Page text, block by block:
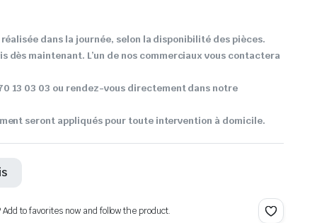
dans la journée, selon la disponibilité des pièces.
dès maintenant. L’un de nos commerciaux vous contactera
13 03 03 ou rendez-vous directement dans notre
seront appliqués pour toute intervention à domicile.
to favorites now and follow the product.